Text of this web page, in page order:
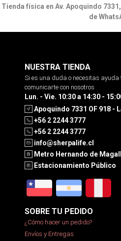
Tienda física en Av. Apoquindo
de
NUESTRA TIENDA
Si es una duda o necesitas ayuda
comunicarte con nosotros
Lun. - Vie. 10:30 a 14:30 -
Apoquindo 7331 OF 918 -
+56 2 2244 3777
+56 2 2244 3777
info@sherpalife.cl
Metro Hernando de
Estacionamiento Público
SOBRE TU PEDIDO
¿Cómo hacer un pedido?
Envíos y Entregas